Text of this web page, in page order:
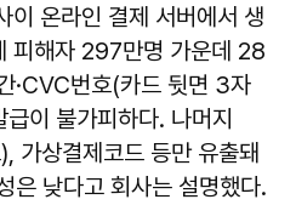
온라인 결제 서버에서 생
피해자 297만명 가운데 28
·CVC번호(카드 뒷면 3자
이 불가피하다. 나머지
가상결제코드 등만 유출돼
은 낮다고 회사는 설명했다.